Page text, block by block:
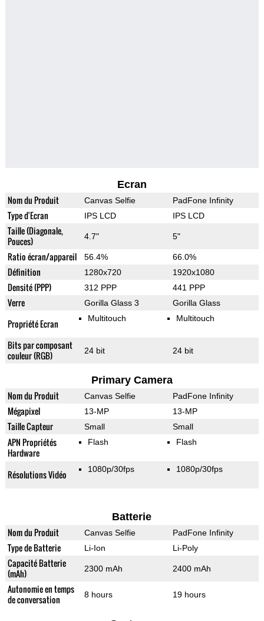
Ecran
Nom du Produit Canvas Selfie PadFone Infinity
Type d'Ecran IPS LCD IPS LCD
Taille (Diagonale,
Pouces)
4.7" 5"
Ratio écran/appareil 56.4% 66.0%
Définition 1280x720 1920x1080
Densité (PPP) 312 PPP 441 PPP
Verre Gorilla Glass 3 Gorilla Glass
Propriété Ecran Multitouch Multitouch
Bits par composant
couleur (RGB)
24 bit 24 bit
Primary Camera
Nom du Produit Canvas Selfie PadFone Infinity
Mégapixel 13-MP 13-MP
Taille Capteur Small Small
APN Propriétés
Hardware
Flash Flash
Résolutions Vidéo 1080p/30fps 1080p/30fps
Batterie
Nom du Produit Canvas Selfie PadFone Infinity
Type de Batterie Li-Ion Li-Poly
Capacité Batterie
(mAh)
2300 mAh 2400 mAh
Autonomie en temps
de conversation
8 hours 19 hours